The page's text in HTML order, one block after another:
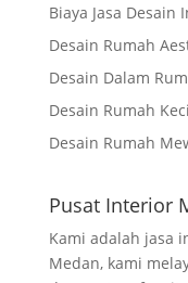
Biaya Jasa Desain
Desain Rumah
Desain Dalam
Desain Rumah
Desain Rumah
Pusat Interior
Kami adalah jasa
Medan, kami